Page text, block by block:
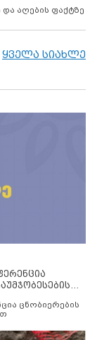
ყველა სიახლე
ცნობიერების